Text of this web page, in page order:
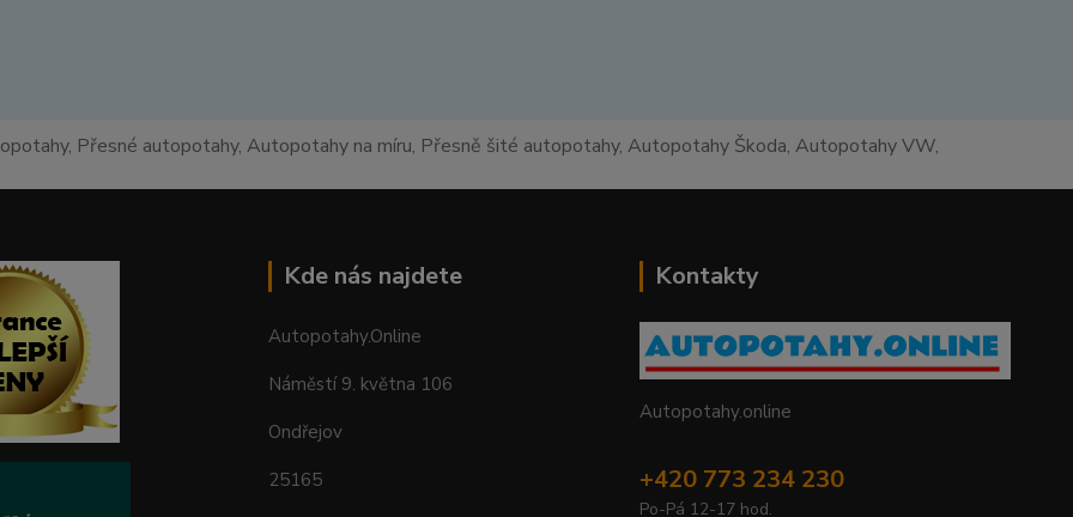
Přesné autopotahy, Autopotahy na míru, Přesně šité autopotahy, Autopotahy Škoda, Autopotahy VW,
Kde nás najdete
Autopotahy.Online
Náměstí 9. května 106
Ondřejov
25165
Kontakty
Autopotahy.online
+420 773 234 230
Po-Pá 12-17 hod.